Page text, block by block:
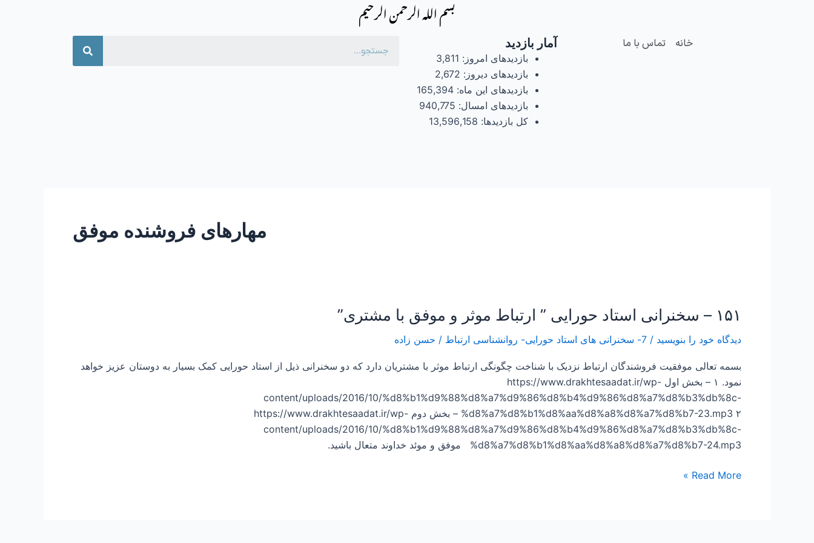
بسم الله الرحمن الرحیم
خانه تماس با ما آمار بازدید
بازدیدهای امروز: 3,811
بازدیدهای دیروز: 2,672
بازدیدهای این ماه:165,394
بازدیدهای امسال: 940,775
کل بازدیدها: 13,596,158
جستجو
مهارهای فروشنده موفق
۱۵۱ – سخنرانی استاد حورایی ” ارتباط موثر و موفق با مشتری”
دیدگاه‌ خود را بنویسید / 7- سخنرانی های استاد حورایی- روانشناسی ارتباط / حسن زاده
بسمه تعالی موفقیت فروشندگان ارتباط نزدیک با شناخت چگونگی ارتباط موثر با مشتریان دارد که دو سخنرانی ذیل از استاد حورایی کمک بسیار به دوستان عزیز خواهد
نمود. ۱ – بخش اول https://www.drakhtesaadat.ir/wp-
content/uploads/2016/10/%d8%b1%d9%88%d8%a7%d9%86%d8%b4%d9%86%d8%a7%d8%b3%db%8c-
%d8%a7%d8%b1%d8%aa%d8%a8%d8%a7%d8%b7-23.mp3 ۲ – بخش دوم https://www.drakhtesaadat.ir/wp-
content/uploads/2016/10/%d8%b1%d9%88%d8%a7%d9%86%d8%b4%d9%86%d8%a7%d8%b3%db%8c-
%d8%a7%d8%b1%d8%aa%d8%a8%d8%a7%d8%b7-24.mp3 موفق و موئد خداوند متعال باشید.
۱۵۱
سخنرانی
ارتباط
موثر
و
موفق
Read More »